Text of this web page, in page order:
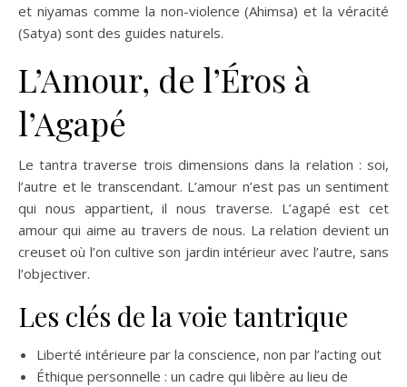
et niyamas comme la non-violence (Ahimsa) et la véracité
(Satya) sont des guides naturels.
L’Amour, de l’Éros à
l’Agapé
Le tantra traverse trois dimensions dans la relation : soi,
l’autre et le transcendant. L’amour n’est pas un sentiment
qui nous appartient, il nous traverse. L’agapé est cet
amour qui aime au travers de nous. La relation devient un
creuset où l’on cultive son jardin intérieur avec l’autre, sans
l’objectiver.
Les clés de la voie tantrique
Liberté intérieure par la conscience, non par l’acting out
Éthique personnelle : un cadre qui libère au lieu de